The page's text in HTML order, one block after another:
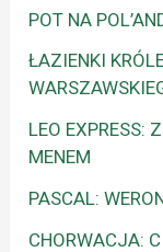
POT NA
ŁAZIENKI
LEO EXPRESS:
MENEM
PASCAL:
CHORWACJA: